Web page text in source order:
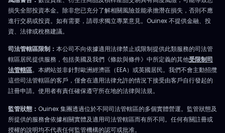
損失全部投資本金。除非您已充分了解相關風險並能承擔潛在損失，否則不應
進行交易或投資。如有需要，請尋求獨立專業意見。Ouinex 不提供金融、投
資、法律或稅務建議。
司法管轄區限制： 本公司不向依據適用法律禁止或限制提供此類服務的司法管
轄區居民提供服務，包括美國及我們《條款與條件》中所定義的其他受限制司
法管轄區。本網站並非針對歐洲經濟區（EEA）或英國居民。我們不會主動招攬
這些司法管轄區的客戶，僅會在適用法律允許的情況下接受由客戶自行發起的
註冊申請。使用者有責任確保遵守所在地的法律與法規。
監管狀態： Ouinex 集團透過位於不同司法管轄區的多個實體營運。監管狀態及
所提供的服務會依據相關實體及適用司法管轄區而有所不同。任何有關註冊或
授權的說明均不代表任何監管機構的認可或批准。